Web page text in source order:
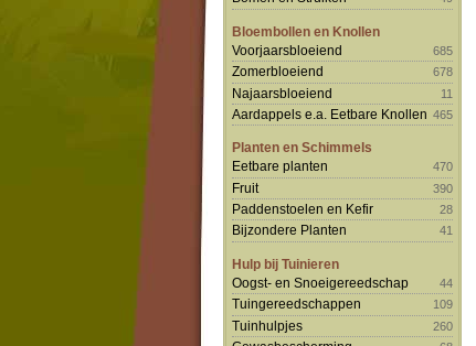
Bloembollen en Knollen
Voorjaarsbloeiend
685
Zomerbloeiend 678
Najaarsbloeiend 11
Aardappels e.a. Eetbare Knollen 465
Planten en Schimmels
Eetbare planten
470
Fruit 390
Paddenstoelen en Kefir 28
Bijzondere Planten 41
Hulp bij Tuinieren
Oogst- en Snoeigereedschap
44
Tuingereedschappen 109
Tuinhulpjes 260